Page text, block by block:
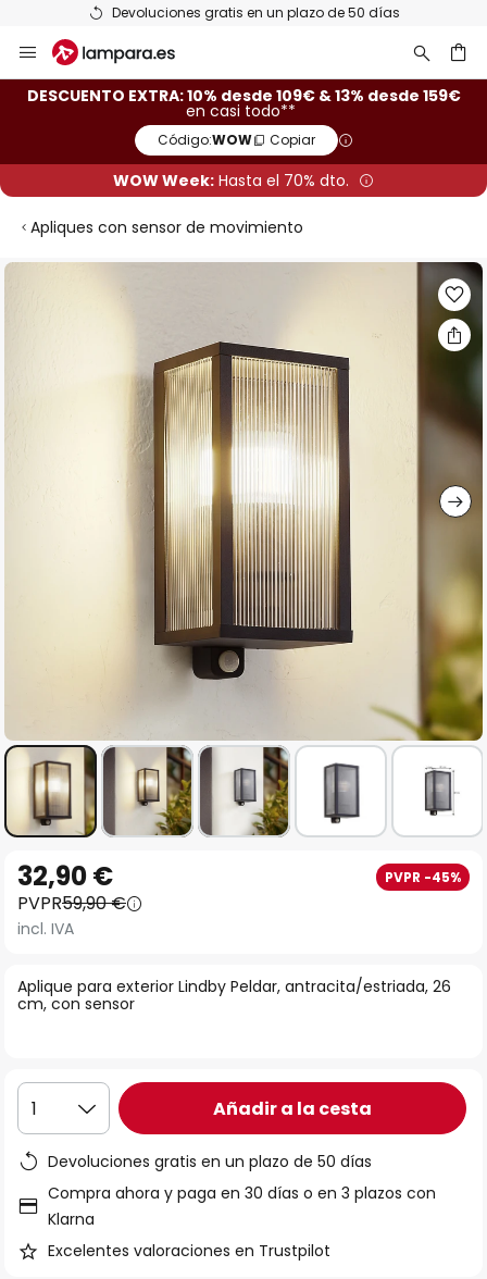
Devoluciones gratis en un plazo de 50 días
al
contenido
DESCUENTO EXTRA: 10% desde 109€ & 13% desde 159€
en casi todo**
Código:WOW Copiar
WOW Week: Hasta el 70% dto.
Apliques con sensor de movimiento
Saltar
comienzo
de
galería
de
Aplique para exterior Lindby Peldar, antracita/estriada, 26
cm, con sensor
32,90 € PVPR -45%
PVPR59,90 €
incl. IVA
1 Añadir a la cesta
Devoluciones gratis en un plazo de 50 días
Compra ahora y paga en 30 días o en 3 plazos con
Klarna
Excelentes valoraciones en Trustpilot